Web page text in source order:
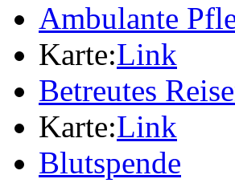
Ambulante
Karte:Link
Betreutes
Karte:Link
Blutspende